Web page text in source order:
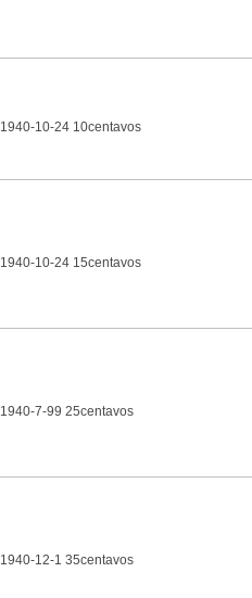
1940-10-24 10centavos
1940-10-24 15centavos
1940-7-99 25centavos
1940-12-1 35centavos